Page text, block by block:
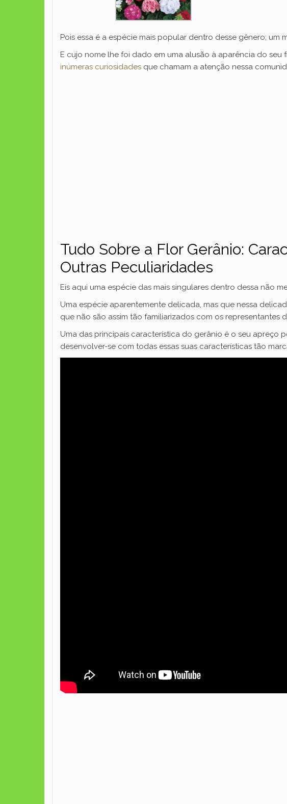
Pois essa é a espécie mais popular dentro desse gênero;
E cujo nome lhe foi dado em uma alusão à aparência do
inúmeras curiosidades que chamam a atenção nessa
Tudo Sobre a Flor Gerânio:
Outras Peculiaridades
Eis aqui uma espécie das mais singulares dentro dessa não
Uma espécie aparentemente delicada, mas que nessa
que não são assim tão familiarizados com os representantes
Uma das principais característica do gerânio é o seu apreço
desenvolver-se com todas essas suas características tão